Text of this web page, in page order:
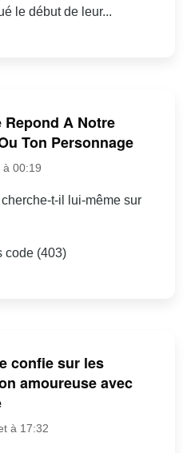
le début de leur...
A Notre
Ton Personnage
à 00:19
t-il lui-même sur
code (403)
confie sur les
amoureuse avec
à 17:32